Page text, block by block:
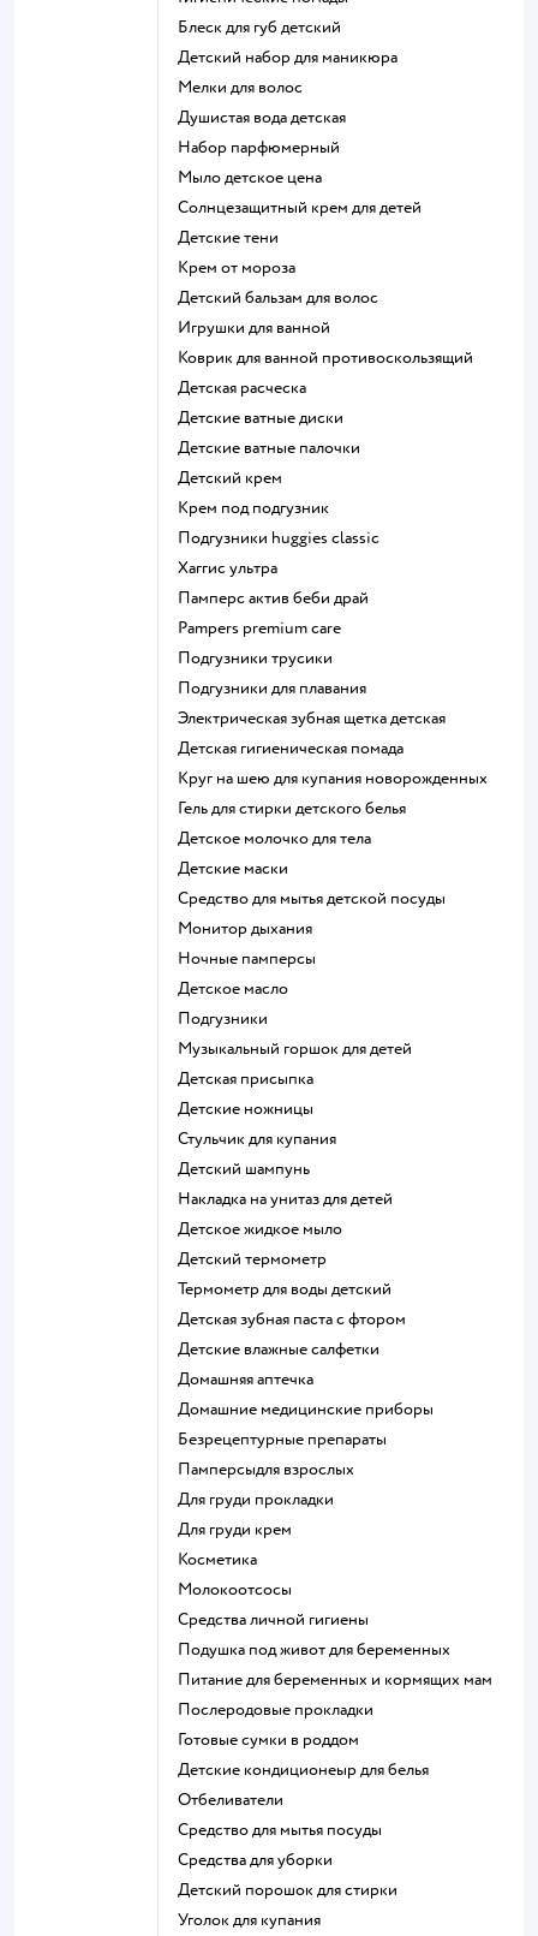
блеск для губ детский
детский набор для маникюра
мелки для волос
душистая вода детская
набор парфюмерный
мыло детское цена
солнцезащитный крем для детей
детские тени
крем от мороза
детский бальзам для волос
игрушки для ванной
коврик для ванной противоскользящий
детская расческа
детские ватные диски
детские ватные палочки
детский крем
крем под подгузник
подгузники huggies classic
хаггис ультра
памперс актив беби драй
pampers premium care
подгузники трусики
подгузники для плавания
электрическая зубная щетка детская
детская гигиеническая помада
круг на шею для купания новорожденных
гель для стирки детского белья
детское молочко для тела
детские маски
средство для мытья детской посуды
монитор дыхания
ночные памперсы
детское масло
подгузники
музыкальный горшок для детей
детская присыпка
детские ножницы
стульчик для купания
детский шампунь
накладка на унитаз для детей
детское жидкое мыло
детский термометр
термометр для воды детский
детская зубная паста с фтором
детские влажные салфетки
домашняя аптечка
домашние медицинские приборы
безрецептурные препараты
памперсыдля взрослых
для груди прокладки
для груди крем
косметика
Молокоотсосы
средства личной гигиены
подушка под живот для беременных
питание для беременных и кормящих мам
послеродовые прокладки
готовые сумки в роддом
детские кондиционеыр для белья
отбеливатели
средство для мытья посуды
средства для уборки
детский порошок для стирки
уголок для купания